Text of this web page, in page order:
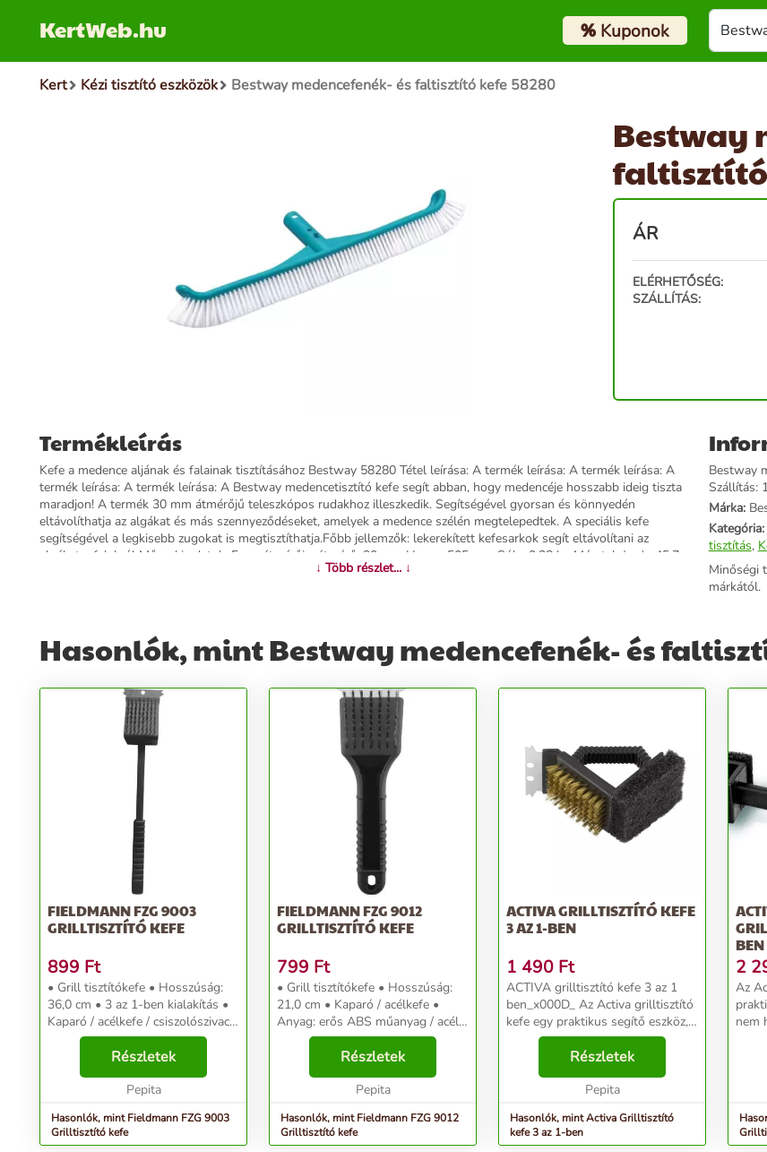
KertWeb.hu %Kuponok
Kert Kézi tisztító eszközök Bestway medencefenék- és faltisztító kefe 58280
Bestway
faltisztító
ÁR
ELÉRHETŐSÉG:
SZÁLLÍTÁS:
Termékleírás
Kefe a medence aljának és falainak tisztításához Bestway 58280 Tétel leírása: A termék leírása: A termék leírása: A
termék leírása: A termék leírása: A Bestway medencetisztító kefe segít abban, hogy medencéje hosszabb ideig tiszta
maradjon! A termék 30 mm átmérőjű teleszkópos rudakhoz illeszkedik. Segítségével gyorsan és könnyedén
eltávolíthatja az algákat és más szennyeződéseket, amelyek a medence szélén megtelepedtek. A speciális kefe
segítségével a legkisebb zugokat is megtisztíthatja.Főbb jellemzők: lekerekített kefesarkok segít eltávolítani az
algákat a falakról Műszaki adatok: Fuga átmérője: átmérő: 30 mm Hossz: 505 mm Súly: 0,28 kg Méretek (cm) : 45,7
Kompatibilitás : rúd #58279 (nem tartozék) Csatlakozási átmérő (mm) : 30 Súly (kg) : 0,27 Gyártó : Bestway Gyártói
↓ Több részlet... ↓
Bestway
Szállítás:
Márka:
Kategória:
tisztítás,
Minőségi
márkától.
Hasonlók, mint Bestway medencefenék- és
FIELDMANN FZG 9003
GRILLTISZTÍTÓ KEFE
899 Ft
• Grill tisztítókefe • Hosszúság:
36,0 cm • 3 az 1-ben kialakítás •
Kaparó / acélkefe / csiszolószivacs
• Anyag: erős ABS műanyag / acél
használható FZG 9003 grilltisztító
Részletek
Pepita
Hasonlók, mint Fieldmann FZG 9003
Grilltisztító kefe
FIELDMANN FZG 9012
GRILLTISZTÍTÓ KEFE
799 Ft
• Grill tisztítókefe • Hosszúság:
21,0 cm • Kaparó / acélkefe •
Anyag: erős ABS műanyag / acél
szálak A többféleképpen
használható FZG 9012 grilltisztító
kefe a grillsütők nélkülözhetetlen
Részletek
Pepita
Hasonlók, mint Fieldmann FZG 9012
Grilltisztító kefe
ACTIVA GRILLTISZTÍTÓ KEFE
3 AZ 1-BEN
1 490 Ft
ACTIVA grilltisztító kefe 3 az 1
ben_x000D_ Az Activa grilltisztító
kefe egy praktikus segítő eszköz,
amely nem hiányozhat egyetlen
grillezőnél sem. Annak ellenére,
hogy nagyon kompakt a formája,
Részletek
Pepita
Hasonlók, mint Activa Grilltisztító
kefe 3 az 1-ben
BEN
2
Az
nem